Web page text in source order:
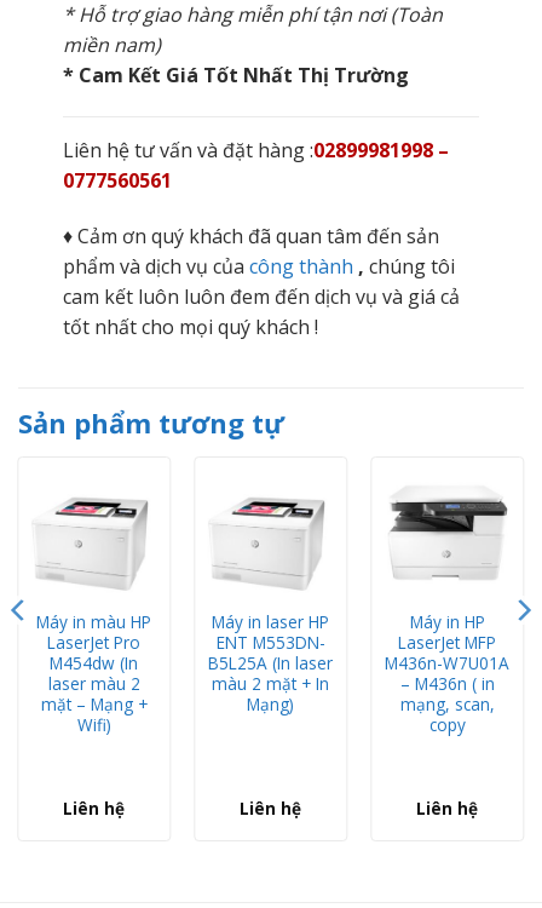
* Hỗ trợ giao hàng miễn phí tận nơi (Toàn
miền nam)
* Cam Kết Giá Tốt Nhất Thị Trường
Liên hệ tư vấn và đặt hàng :02899981998 –
0777560561
♦ Cảm ơn quý khách đã quan tâm đến sản
phẩm và dịch vụ của công thành , chúng tôi
cam kết luôn luôn đem đến dịch vụ và giá cả
tốt nhất cho mọi quý khách !
Sản phẩm tương tự
Máy in màu HP
LaserJet Pro
M454dw (In
laser màu 2
mặt – Mạng +
Wifi)
Liên hệ
Máy in laser HP
ENT M553DN-
B5L25A (In laser
màu 2 mặt + In
Mạng)
Liên hệ
Máy in HP
LaserJet MFP
M436n-W7U01A
– M436n ( in
mạng, scan,
copy
Liên hệ